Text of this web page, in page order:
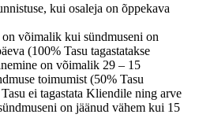
kui osaleja on õppekava
võimalik kui sündmuseni on
(100% Tasu tagastatakse
on võimalik 29 – 15
toimumist (50% Tasu
ei tagastata Kliendile ning arve
on jäänud vähem kui 15